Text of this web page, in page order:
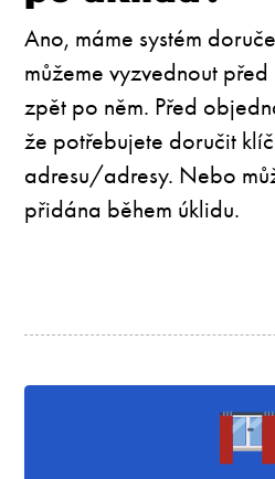
Ano, máme systém
můžeme vyzvednout
zpět po něm. Před
že potřebujete doručit
adresu/adresy. Nebo
přidána během úklidu.